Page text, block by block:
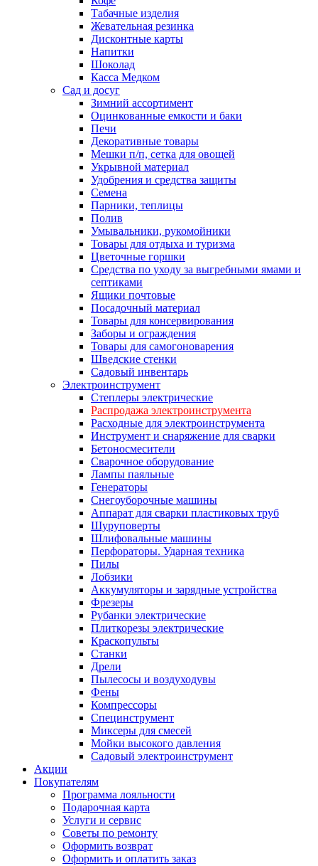
Табачные изделия
Жевательная резинка
Дисконтные карты
Напитки
Шоколад
Касса Медком
Сад и досуг
Зимний ассортимент
Оцинкованные емкости и баки
Печи
Декоративные товары
Мешки п/п, сетка для овощей
Укрывной материал
Удобрения и средства защиты
Семена
Парники, теплицы
Полив
Умывальники, рукомойники
Товары для отдыха и туризма
Цветочные горшки
Средства по уходу за выгребными ямами и
септиками
Ящики почтовые
Посадочный материал
Товары для консервирования
Заборы и ограждения
Товары для самогоноварения
Шведские стенки
Садовый инвентарь
Электроинструмент
Степлеры электрические
Распродажа электроинструмента
Расходные для электроинструмента
Инструмент и снаряжение для сварки
Бетоносмесители
Сварочное оборудование
Лампы паяльные
Генераторы
Снегоуборочные машины
Аппарат для сварки пластиковых труб
Шуруповерты
Шлифовальные машины
Перфораторы. Ударная техника
Пилы
Лобзики
Аккумуляторы и зарядные устройства
Фрезеры
Рубанки электрические
Плиткорезы электрические
Краскопульты
Станки
Дрели
Пылесосы и воздуходувы
Фены
Компрессоры
Специнструмент
Миксеры для смесей
Мойки высокого давления
Садовый электроинструмент
Акции
Покупателям
Программа лояльности
Подарочная карта
Услуги и сервис
Советы по ремонту
Оформить возврат
Оформить и оплатить заказ